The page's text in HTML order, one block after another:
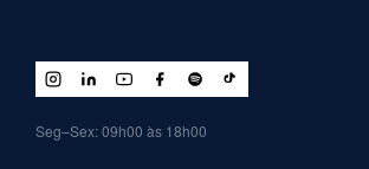
Seg–Sex: 09h00 às 18h00